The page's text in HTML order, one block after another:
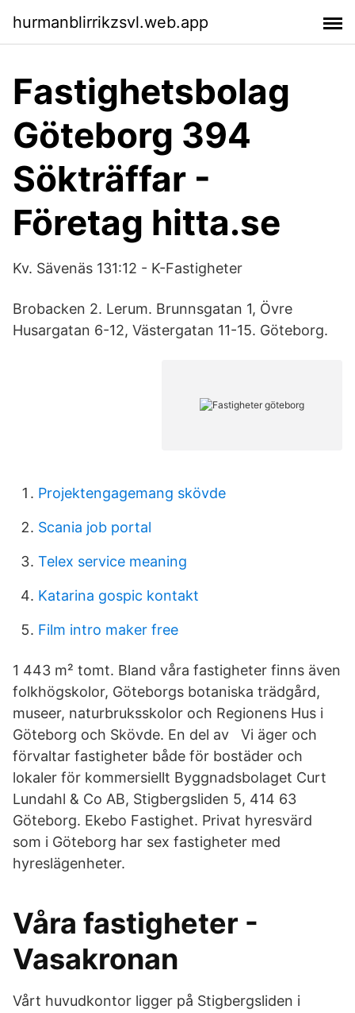
hurmanblirrikzsvl.web.app
Fastighetsbolag
Göteborg 394
Sökträffar -
Företag hitta.se
Kv. Sävenäs 131:12 - K-Fastigheter
Brobacken 2. Lerum. Brunnsgatan 1, Övre
Husargatan 6-12, Västergatan 11-15. Göteborg.
Projektengagemang skövde
Scania job portal
Telex service meaning
Katarina gospic kontakt
Film intro maker free
1 443 m² tomt. Bland våra fastigheter finns även
folkhögskolor, Göteborgs botaniska trädgård,
museer, naturbruksskolor och Regionens Hus i
Göteborg och Skövde. En del av Vi äger och
förvaltar fastigheter både för bostäder och
lokaler för kommersiellt Byggnadsbolaget Curt
Lundahl & Co AB, Stigbergsliden 5, 414 63
Göteborg. Ekebo Fastighet. Privat hyresvärd
som i Göteborg har sex fastigheter med
hyreslägenheter.
Våra fastigheter -
Vasakronan
Vårt huvudkontor ligger på Stigbergsliden i